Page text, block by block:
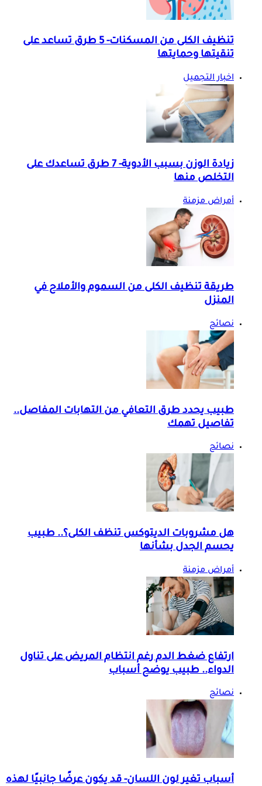
تنظيف الكلى من المسكنات- 5 طرق تساعد على
تنقيتها وحمايتها
اخبار التجميل
زيادة الوزن بسبب الأدوية- 7 طرق تساعدك على
التخلص منها
أمراض مزمنة
طريقة تنظيف الكلى من السموم والأملاح في
المنزل
نصائح
طبيب يحدد طرق التعافي من التهابات المفاصل..
تفاصيل تهمك
نصائح
هل مشروبات الديتوكس تنظف الكلى؟.. طبيب
يحسم الجدل بشأنها
أمراض مزمنة
ارتفاع ضغط الدم رغم انتظام المريض على تناول
الدواء.. طبيب يوضح أسباب
نصائح
أسباب تغير لون اللسان- قد يكون عرضًا جانبيًا لهذه